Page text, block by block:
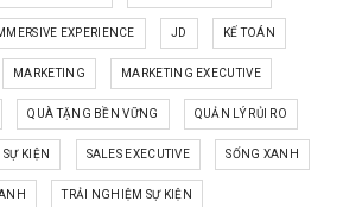
EXPERIENCE JD KẾ TOÁN
MARKETING MARKETING EXECUTIVE
QUÀ TẶNG BỀN VỮNG QUẢN LÝ RỦI RO
SỰ KIỆN SALES EXECUTIVE SỐNG XANH
TRẢI NGHIỆM SỰ KIỆN